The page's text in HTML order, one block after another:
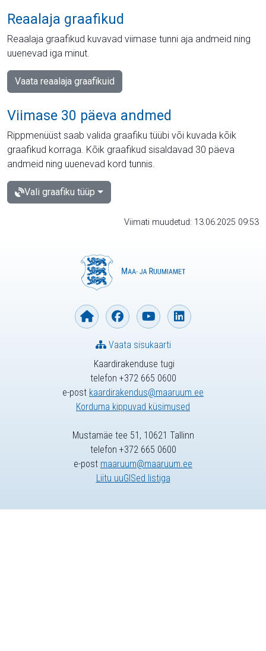
Reaalaja graafikud
Reaalaja graafikud kuvavad viimase tunni aja andmeid ning
uuenevad iga minut.
Vaata reaalaja graafikuid
Viimase 30 päeva andmed
Rippmenüüst saab valida graafiku tüübi või kuvada kõik
graafikud korraga. Kõik graafikud sisaldavad 30 päeva
andmeid ning uuenevad kord tunnis.
Vali graafiku tüüp
Viimati muudetud: 13.06.2025 09:53
Kaardirakenduse tugi
telefon +372 665 0600
e-post kaardirakendus@maaruum.ee
Korduma kippuvad küsimused
Vaata sisukaarti
Mustamäe tee 51, 10621 Tallinn
telefon +372 665 0600
e-post maaruum@maaruum.ee
Liitu uuGISed listiga